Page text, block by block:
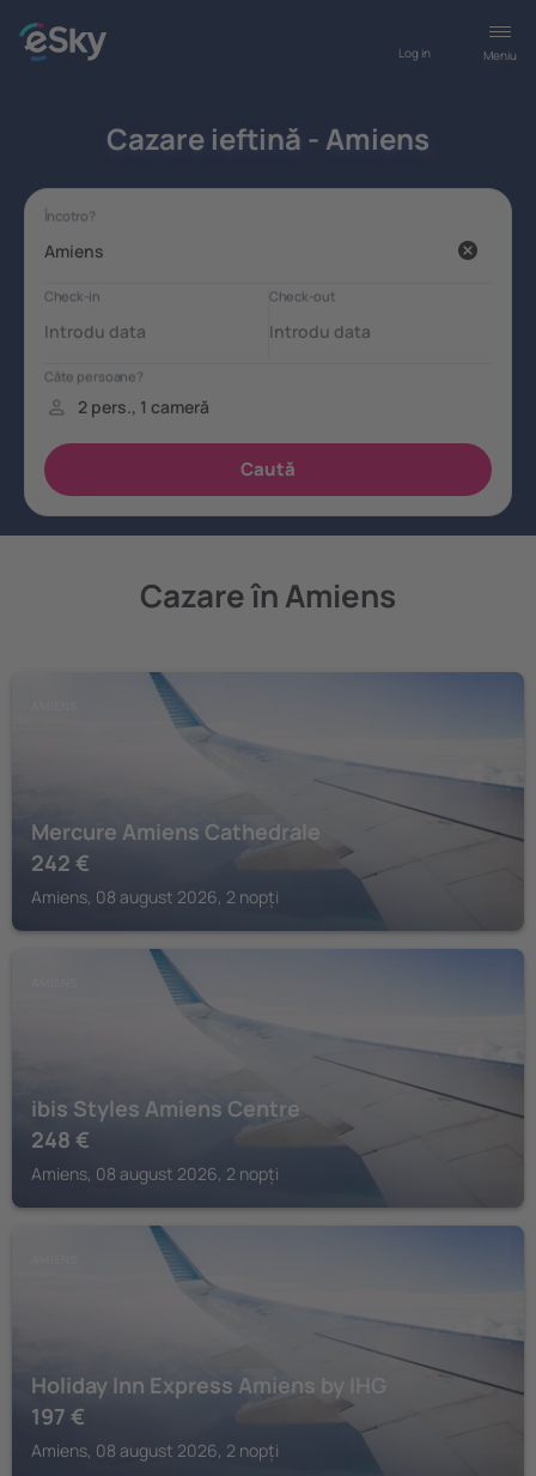
Meniu
Log in
Cazare ieftină - Amiens
Cazare în Amiens
Mercure Amiens Cathedrale
242 €
Amiens, 08 august 2026, 2 nopți
ibis Styles Amiens Centre
248 €
Amiens, 08 august 2026, 2 nopți
Holiday Inn Express Amiens by IHG
197 €
Amiens, 08 august 2026, 2 nopți